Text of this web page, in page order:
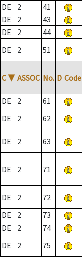
DE
2 41
DE
2 43
DE
2 44
DE
2 51
C ▼ ASSOC No. D Code
DE 2 61
DE
2 62
DE 2 63
DE 2 71
DE 2 72
DE
2 73
DE
2 74
DE
2 75